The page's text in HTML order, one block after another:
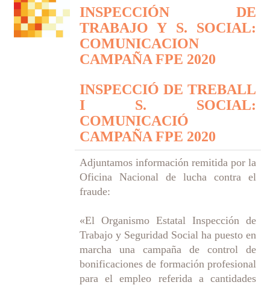
INSPECCIÓN DE
TRABAJO Y S. SOCIAL:
COMUNICACION
CAMPAÑA FPE 2020
INSPECCIÓ DE TREBALL
I S. SOCIAL:
COMUNICACIÓ
CAMPAÑA FPE 2020
Adjuntamos información remitida por la
Oficina Nacional de lucha contra el
fraude:
«El Organismo Estatal Inspección de
Trabajo y Seguridad Social ha puesto en
marcha una campaña de control de
bonificaciones de formación profesional
para el empleo referida a cantidades